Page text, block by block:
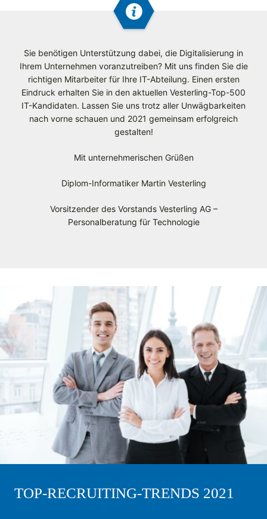
Sie benötigen Unterstützung dabei, die Digitalisierung in
Ihrem Unternehmen voranzutreiben? Mit uns finden Sie die
richtigen Mitarbeiter für Ihre IT-Abteilung. Einen ersten
Eindruck erhalten Sie in den aktuellen Vesterling-Top-500
IT-Kandidaten. Lassen Sie uns trotz aller Unwägbarkeiten
nach vorne schauen und 2021 gemeinsam erfolgreich
gestalten!
Mit unternehmerischen Grüßen
Diplom-Informatiker Martin Vesterling
Vorsitzender des Vorstands Vesterling AG –
Personalberatung für Technologie
TOP-RECRUITING-TRENDS 2021